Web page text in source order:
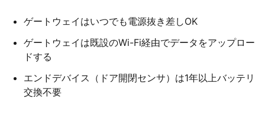
ゲートウェイはいつでも電源抜き差しOK
ゲートウェイは既設のWi-Fi経由でデータをアップロー
ドする
エンドデバイス（ドア開閉センサ）は1年以上バッテリ
交換不要